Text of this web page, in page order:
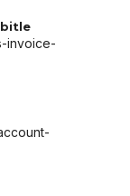
invoice-